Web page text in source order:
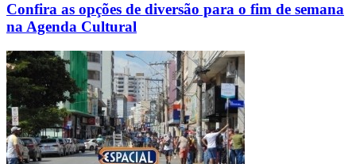
Confira as opções de diversão para o fim de semana
na Agenda Cultural